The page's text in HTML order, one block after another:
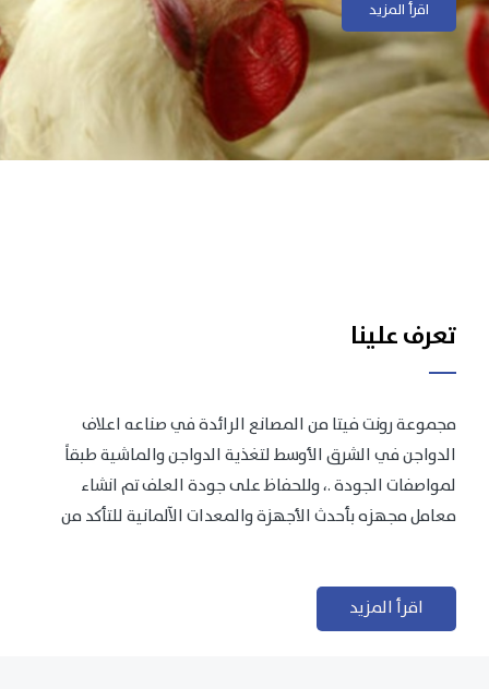
اقرأ المزيداقرأ المزيد
تعرف علينا
مجموعة رونت فيتا من المصانع الرائدة في صناعه اعلاف
الدواجن في الشرق الأوسط لتغذية الدواجن والماشية طبقاً
لمواصفات الجودة .، وللحفاظ على جودة العلف تم انشاء
معامل مجهزه بأحدث الأجهزة والمعدات الآلمانية للتأكد من
اقرأ المزيد